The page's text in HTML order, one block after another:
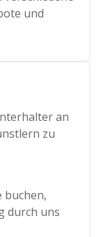
und
an
zu
buchen,
durch uns